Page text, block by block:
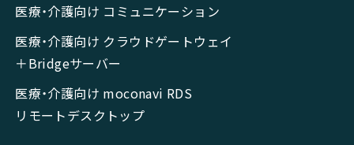
医療・介護向け コミュニケーション
医療・介護向け クラウドゲートウェイ
＋Bridgeサーバー
医療・介護向け moconavi RDS
リモートデスクトップ